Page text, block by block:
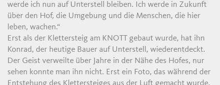
werde ich nun auf Unterstell bleiben. Ich werde in Zukunft
über den Hof, die Umgebung und die Menschen, die hier
leben, wachen.“
Erst als der Klettersteig am KNOTT gebaut wurde, hat ihn
Konrad, der heutige Bauer auf Unterstell, wiederentdeckt.
Der Geist verweilte über Jahre in der Nähe des Hofes, nur
sehen konnte man ihn nicht. Erst ein Foto, das während der
Entstehung des Klettersteiges aus der Luft gemacht wurde,